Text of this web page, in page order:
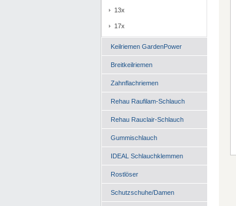
13x
17x
Keilriemen GardenPower
Breitkeilriemen
Zahnflachriemen
Rehau Raufilam-Schlauch
Rehau Rauclair-Schlauch
Gummischlauch
IDEAL Schlauchklemmen
Rostlöser
Schutzschuhe/Damen